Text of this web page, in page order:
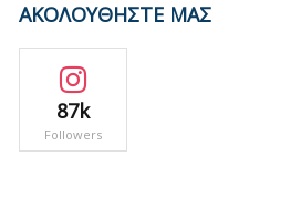
ΑΚΟΛΟΥΘΗΣΤΕ ΜΑΣ
87k
Followers